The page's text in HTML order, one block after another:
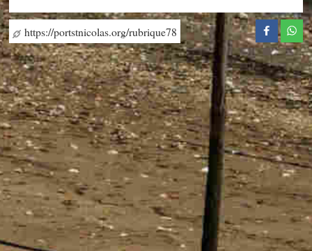
https://portstnicolas.org/rubrique78